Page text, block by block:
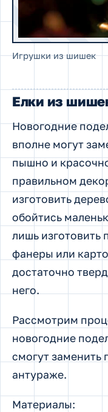
Игрушки из шишек
Елки из
Новогодние
вполне могут
пышно и
правильном
изготовить
обойтись
лишь изготовить
фанеры или
достаточно
него.
Рассмотрим
новогодние
смогут заменить
антураже.
Материалы: